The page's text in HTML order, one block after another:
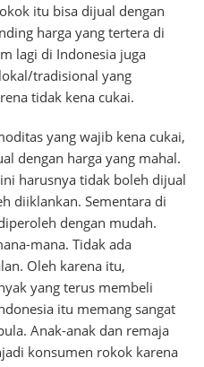
itu bisa dijual dengan
harga yang tertera di
lagi di Indonesia juga
tradisional yang
tidak kena cukai.
yang wajib kena cukai,
dengan harga yang mahal.
harusnya tidak boleh dijual
diiklankan. Sementara di
dengan mudah.
mana. Tidak ada
Oleh karena itu,
yang terus membeli
itu memang sangat
Anak-anak dan remaja
konsumen rokok karena